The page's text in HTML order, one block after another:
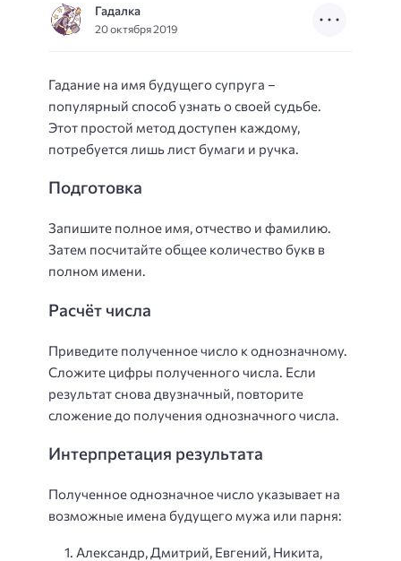
Гадалка
20 октября 2019
Гадание на имя будущего супруга –
популярный способ узнать о своей судьбе.
Этот простой метод доступен каждому,
потребуется лишь лист бумаги и ручка.
Подготовка
Запишите полное имя, отчество и фамилию.
Затем посчитайте общее количество букв в
полном имени.
Расчёт числа
Приведите полученное число к однозначному.
Сложите цифры полученного числа. Если
результат снова двузначный, повторите
сложение до получения однозначного числа.
Интерпретация результата
Полученное однозначное число указывает на
возможные имена будущего мужа или парня:
Александр, Дмитрий, Евгений, Никита,